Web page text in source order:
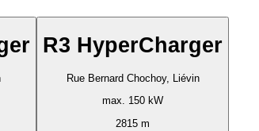
R3 HyperCharger
Rue Bernard Chochoy, Liévin
max. 150 kW
2815 m